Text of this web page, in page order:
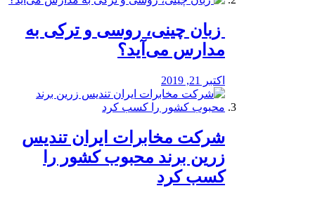
️ زبان چینی، روسی و ترکی به
مدارس می‌آید؟
اکتبر 21, 2019
شرکت مخابرات ایران تندیس
زرین برند محبوب کشور را
کسب کرد